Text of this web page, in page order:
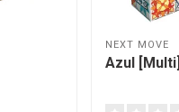
NEXT MOVE
Azul [Multi]